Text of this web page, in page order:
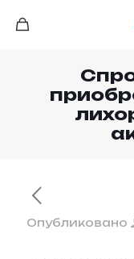
Опубликовано